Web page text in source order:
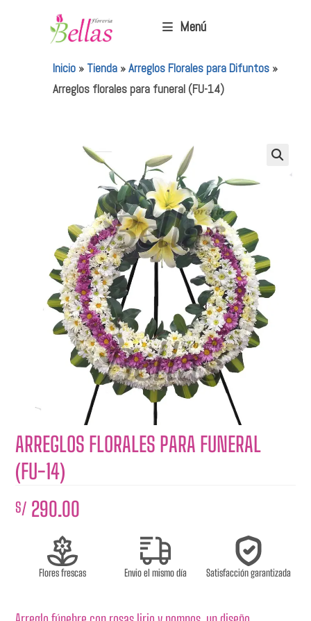
Menú
Inicio» Tienda»Arreglos Florales para Difuntos»
Arreglos florales para funeral (FU-14)
ARREGLOS FLORALES PARA FUNERAL
(FU-14)
S/ 290.00
Flores frescas Envio el mismo día Satisfacción garantizada